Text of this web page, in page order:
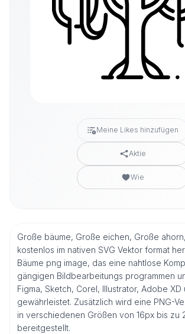
Meine Likes hinzufügen
Aktie
Wie
Große bäume, Große eichen, Große
kostenlos im nativen SVG Vektor format
Bäume png image, das eine nahtlose
gängigen Bildbearbeitungs programmen
Figma, Sketch, Corel, Illustrator, Adobe XD
gewährleistet. Zusätzlich wird eine PNG-
in verschiedenen Größen von 16px bis zu
bereitgestellt.